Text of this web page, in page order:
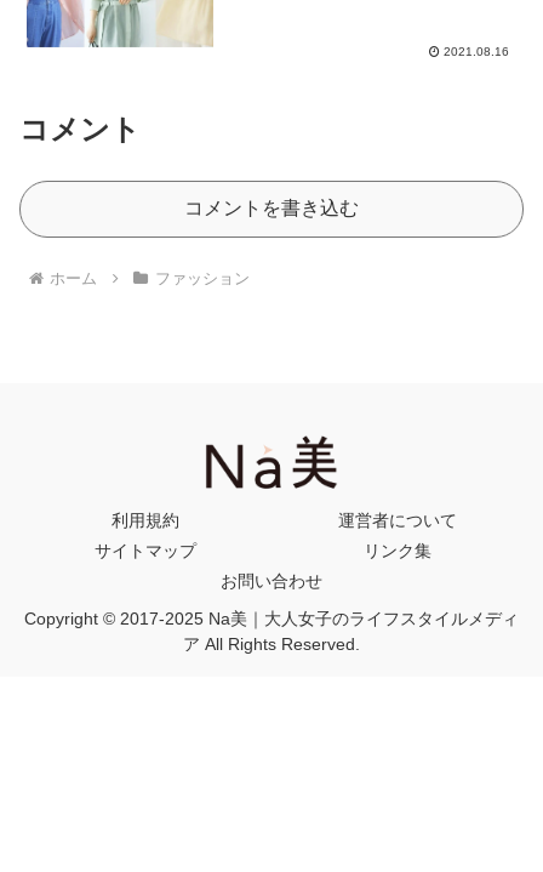
2021.08.16
コメント
コメントを書き込む
ホーム ファッション
利用規約
運営者について
サイトマップ
リンク集
お問い合わせ
Copyright © 2017-2025 Na美｜大人女子のライフスタイルメディ
ア All Rights Reserved.